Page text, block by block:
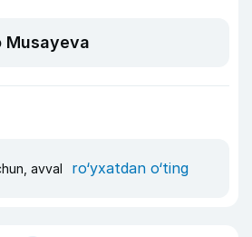
Musayeva
avval ro‘yxatdan o‘ting